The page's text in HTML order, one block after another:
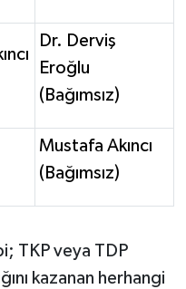
Dr. Derviş
Eroğlu
(Bağımsız)
Mustafa Akıncı
(Bağımsız)
TKP veya TDP
kazanan herhangi